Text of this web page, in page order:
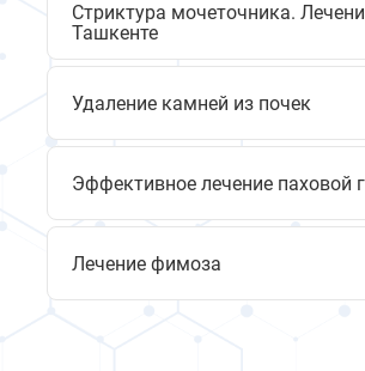
Стриктура мочеточника.
Ташкенте
Удаление камней из почек
Эффективное лечение паховой
Лечение фимоза